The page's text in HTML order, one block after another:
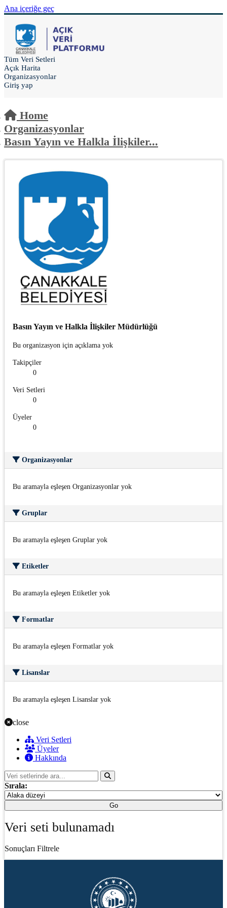
Ana içeriğe geç
Tüm Veri Setleri
Açık Harita
Organizasyonlar
Giriş yap
Home
Organizasyonlar
Basın Yayın ve Halkla İlişkiler...
Basın Yayın ve Halkla İlişkiler Müdürlüğü
Bu organizasyon için açıklama yok
Takipçiler
0
Veri Setleri
0
Üyeler
0
Organizasyonlar
Bu aramayla eşleşen Organizasyonlar yok
Gruplar
Bu aramayla eşleşen Gruplar yok
Etiketler
Bu aramayla eşleşen Etiketler yok
Formatlar
Bu aramayla eşleşen Formatlar yok
Lisanslar
Bu aramayla eşleşen Lisanslar yok
close
Veri Setleri
Üyeler
Hakkında
Sırala:
Go
Veri seti bulunamadı
Sonuçları Filtrele